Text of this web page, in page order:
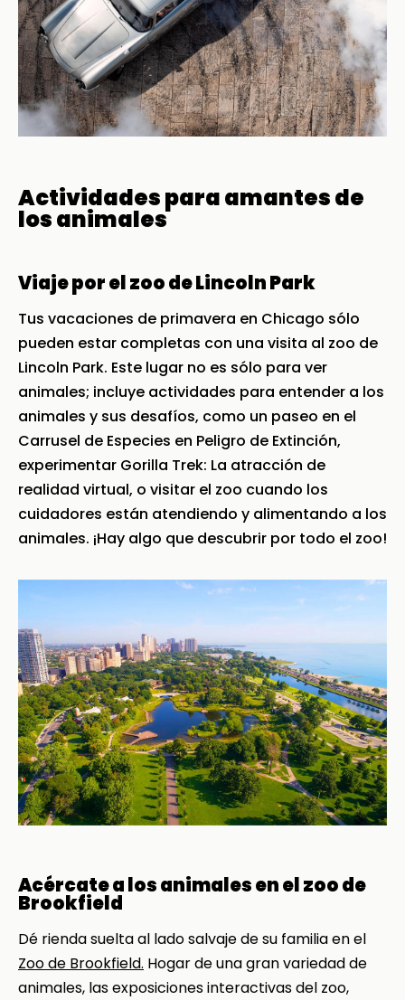
Actividades para amantes de
los animales
Viaje por el zoo de Lincoln Park
Tus vacaciones de primavera en Chicago sólo
pueden estar completas con una visita al zoo de
Lincoln Park. Este lugar no es sólo para ver
animales; incluye actividades para entender a los
animales y sus desafíos, como un paseo en el
Carrusel de Especies en Peligro de Extinción,
experimentar Gorilla Trek: La atracción de
realidad virtual, o visitar el zoo cuando los
cuidadores están atendiendo y alimentando a los
animales. ¡Hay algo que descubrir por todo el zoo!
Acércate a los animales en el zoo de
Brookfield
Dé rienda suelta al lado salvaje de su familia en el
Zoo de Brookfield. Hogar de una gran variedad de
animales, las exposiciones interactivas del zoo,